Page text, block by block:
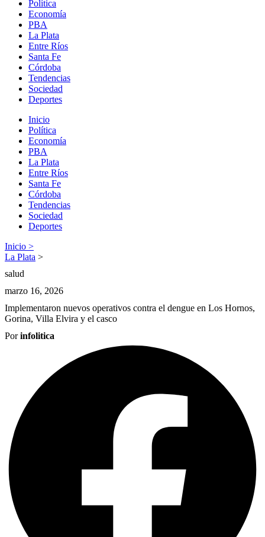
Política
Economía
PBA
La Plata
Entre Ríos
Santa Fe
Córdoba
Tendencias
Sociedad
Deportes
Inicio
Política
Economía
PBA
La Plata
Entre Ríos
Santa Fe
Córdoba
Tendencias
Sociedad
Deportes
Inicio >
La Plata >
salud
marzo 16, 2026
Implementaron nuevos operativos contra el dengue en Los Hornos,
Gorina, Villa Elvira y el casco
Porinfolitica